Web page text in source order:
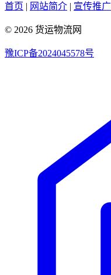
首页 | 网站简介 | 宣传推广
© 2026 货运物流网
豫ICP备2024045578号